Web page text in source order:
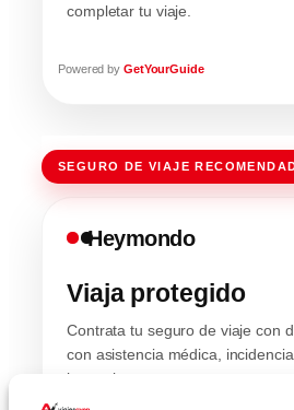
completar tu viaje.
Powered by GetYourGuide
SEGURO DE VIAJE
Heymondo
Viaja protegido
Contrata tu seguro de viaje con
con asistencia médica,
imprevistos.